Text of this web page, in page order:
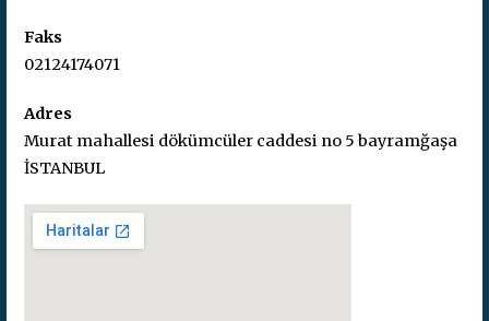
Faks
02124174071
Adres
Murat mahallesi dökümcüler caddesi no 5 bayramğaşa
İSTANBUL